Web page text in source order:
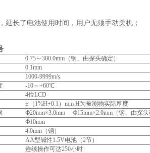
延长了电池使用时间，用户无须手动关机；
0.75～300.0mm（钢、由探头确定）
0.1mm
1000-9999m/s
-10～+60℃
4位LCD
±（1%H+0.1）mm H为被测物实际厚度
Ф20mm×3.0mm Ф15mm×2.0mm（钢、由探
Ф10mm
4.0mm（钢）
AA型碱性1.5V电池（2节）
连续操作可达250小时